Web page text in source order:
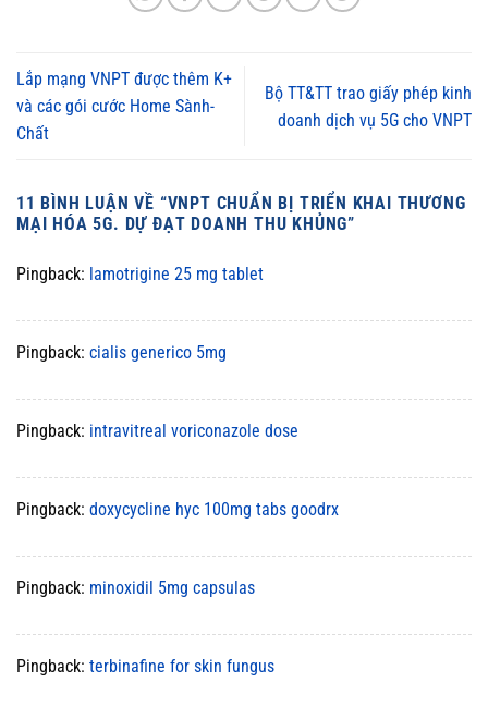
Lắp mạng VNPT được thêm K+
và các gói cước Home Sành-
Chất
Bộ TT&TT trao giấy phép kinh
doanh dịch vụ 5G cho VNPT
11 BÌNH LUẬN VỀ “VNPT CHUẨN BỊ TRIỂN KHAI THƯƠNG
MẠI HÓA 5G. DỰ ĐẠT DOANH THU KHỦNG”
Pingback: lamotrigine 25 mg tablet
Pingback: cialis generico 5mg
Pingback: intravitreal voriconazole dose
Pingback: doxycycline hyc 100mg tabs goodrx
Pingback: minoxidil 5mg capsulas
Pingback: terbinafine for skin fungus